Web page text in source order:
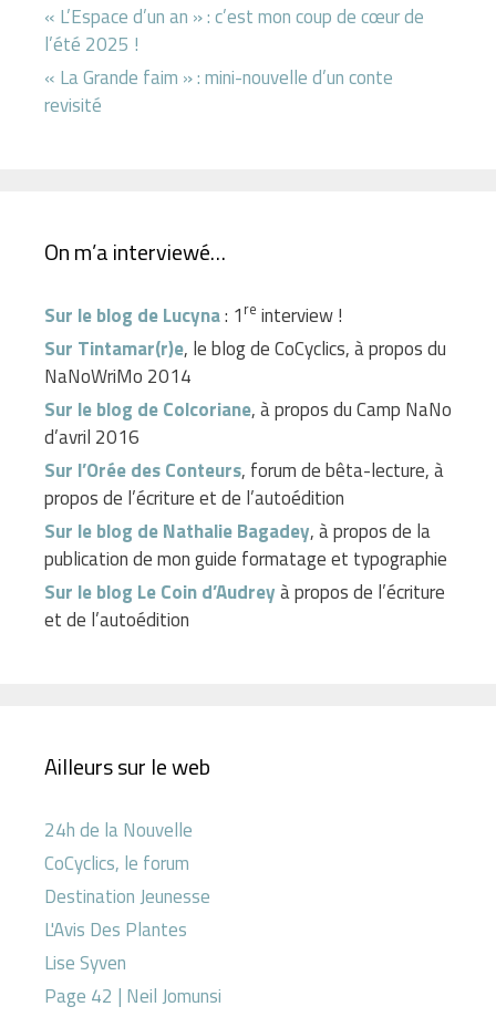
« L’Espace d’un an » : c’est mon coup de cœur de
l’été 2025 !
« La Grande faim » : mini-nouvelle d’un conte
revisité
On m’a interviewé…
Sur le blog de Lucyna: 1 re interview !
Sur Tintamar(r)e, le blog de CoCyclics, à propos du
NaNoWriMo 2014
Sur le blog de Colcoriane, à propos du Camp NaNo
d’avril 2016
Sur l’Orée des Conteurs, forum de bêta-lecture, à
propos de l’écriture et de l’autoédition
Sur le blog de Nathalie Bagadey, à propos de la
publication de mon guide formatage et typographie
Sur le blog Le Coin d’Audreyà propos de l’écriture
et de l’autoédition
Ailleurs sur le web
24h de la Nouvelle
CoCyclics, le forum
Destination Jeunesse
L'Avis Des Plantes
Lise Syven
Page 42 | Neil Jomunsi